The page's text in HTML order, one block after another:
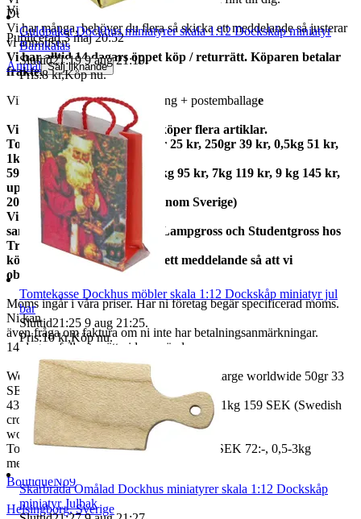
Du får varan som finns på första bilden.
Vi har många, behöver du flera så skicka ett meddelande så justerar
vi annonsen.
Vi har alltid 14 dagars öppet köp / returrätt. Köparen betalar
frakter.
Vikt ca 22 gram med förpackning + postemballage
Vi samfraktar gärna om du köper flera artiklar.
Total frakt: 50gr 15 kr, 100gr 25 kr, 250gr 39 kr, 0,5kg 51 kr,
1kg
59kr, 2kg 73 kr, 3kg 79 kr, 5kg 95 kr, 7kg 119 kr, 9 kg 145 kr,
upp till
20kg 159 kr (priserna gäller inom Sverige)
Vi
samfraktar med Fyndgross, Lampgross och Studentgross hos
Tradera. Om du
köper från mer än en skicka ett meddelande så att vi
observerar det.
Moms ingår i våra priser. Har ni företag begär specificerad moms.
Ni kan
även fråga om faktura om ni inte har betalningsanmärkningar.
14 dagars full returrätt vid oanvänd vara.
We also ship abroad worldwide. Freightcharge worldwide 50gr 33
SEK, 100 gr
43 SEK, 250gr 85 SEK, 0,5kg 109 SEK, 1kg 159 SEK (Swedish
crown
worldwide price freight)
To Denmark 0,5-3kg measure 35x24x13 SEK 72:-, 0,5-3kg
measure 40x40x140cm SEK 144:-
Visningar
Publicerad 3 maj 20:52
Anmäl Sälj liknande
BoutiqueNo9
Helsingborg,Sverige
Guldpaket Dockhus miniatyrer skala 1:12 Dockskåp miniatyr
Barnkalas
Sluttid21:19 9 aug 21:19.
Pris:8 kr,Köp nu.
Tomtekasse Dockhus möbler skala 1:12 Dockskåp miniatyr jul
bar
Sluttid21:25 9 aug 21:25.
Pris:10 kr,Köp nu.
Skärbräda Omålad Dockhus miniatyrer skala 1:12 Dockskåp
miniatyr Julbak